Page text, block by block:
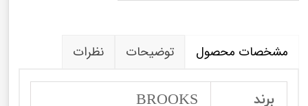
مشخصات محصول توضیحات نظرات
برند BROOKS